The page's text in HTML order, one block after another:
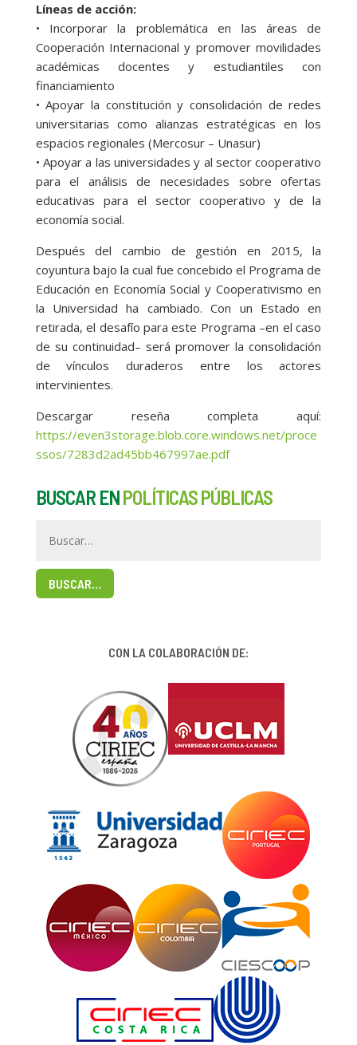
Líneas de acción:
• Incorporar la problemática en las áreas de
Cooperación Internacional y promover movilidades
académicas docentes y estudiantiles con
financiamiento
• Apoyar la constitución y consolidación de redes
universitarias como alianzas estratégicas en los
espacios regionales (Mercosur – Unasur)
• Apoyar a las universidades y al sector cooperativo
para el análisis de necesidades sobre ofertas
educativas para el sector cooperativo y de la
economía social.
Después del cambio de gestión en 2015, la
coyuntura bajo la cual fue concebido el Programa de
Educación en Economía Social y Cooperativismo en
la Universidad ha cambiado. Con un Estado en
retirada, el desafío para este Programa –en el caso
de su continuidad– será promover la consolidación
de vínculos duraderos entre los actores
intervinientes.
Descargar reseña completa aquí:
https://even3storage.blob.core.windows.net/proce
ssos/7283d2ad45bb467997ae.pdf
BUSCAR ENPOLÍTICAS PÚBLICAS
BUSCAR…
CON LA COLABORACIÓN DE: